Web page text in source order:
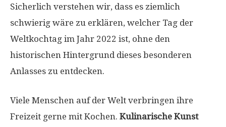
Sicherlich verstehen wir, dass es ziemlich
schwierig wäre zu erklären, welcher Tag der
Weltkochtag im Jahr 2022 ist, ohne den
historischen Hintergrund dieses besonderen
Anlasses zu entdecken.
Viele Menschen auf der Welt verbringen ihre
Freizeit gerne mit Kochen. Kulinarische Kunst